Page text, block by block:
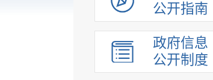
公开指南
政府信息
公开制度